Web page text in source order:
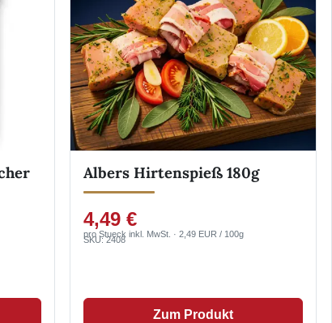
Albers Hirtenspieß 180g
4,49 €
pro Stueck inkl. MwSt. · 2,49 EUR / 100g
SKU: 2408
Zum Produkt